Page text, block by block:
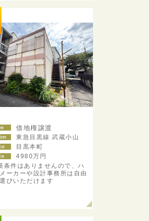
借地権譲渡
東急目黒線 武蔵小山
目黒本町
4980万円
条件はありませんので、ハ
ーカーや設計事務所は自由
びいただけます